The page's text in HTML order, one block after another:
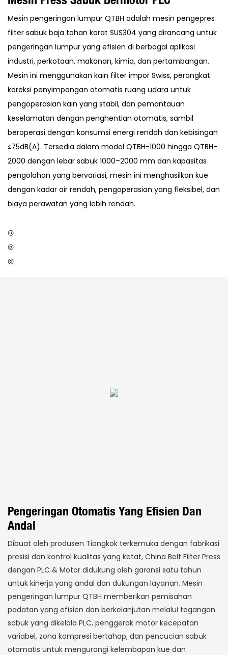
Mesin pengeringan lumpur QTBH adalah mesin pengepres
filter sabuk baja tahan karat SUS304 yang dirancang untuk
pengeringan lumpur yang efisien di berbagai aplikasi
industri, perkotaan, makanan, kimia, dan pertambangan.
Mesin ini menggunakan kain filter impor Swiss, perangkat
koreksi penyimpangan otomatis ruang udara untuk
pengoperasian kain yang stabil, dan pemantauan
keselamatan dengan penghentian otomatis, sambil
beroperasi dengan konsumsi energi rendah dan kebisingan
≤75dB(A). Tersedia dalam model QTBH-1000 hingga QTBH-
2000 dengan lebar sabuk 1000–2000 mm dan kapasitas
pengolahan yang bervariasi, mesin ini menghasilkan kue
dengan kadar air rendah, pengoperasian yang fleksibel, dan
biaya perawatan yang lebih rendah.
◎
◎
◎
Pengeringan Otomatis Yang Efisien Dan
Andal
Dibuat oleh produsen Tiongkok terkemuka dengan fabrikasi
presisi dan kontrol kualitas yang ketat, China Belt Filter Press
dengan PLC & Motor didukung oleh garansi satu tahun
untuk kinerja yang andal dan dukungan layanan. Mesin
pengeringan lumpur QTBH memberikan pemisahan
padatan yang efisien dan berkelanjutan melalui tegangan
sabuk yang dikelola PLC, penggerak motor kecepatan
variabel, zona kompresi bertahap, dan pencucian sabuk
otomatis untuk mengurangi kelembapan kue dan